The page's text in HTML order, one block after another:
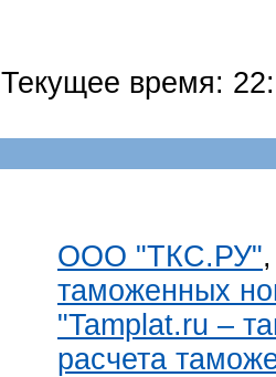
Текущее время:
ООО "ТКС.РУ"
таможенных
"Tamplat.ru –
расчета